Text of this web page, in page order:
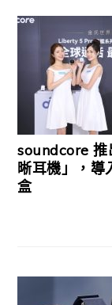
soundcore
晰耳機」，導
盒